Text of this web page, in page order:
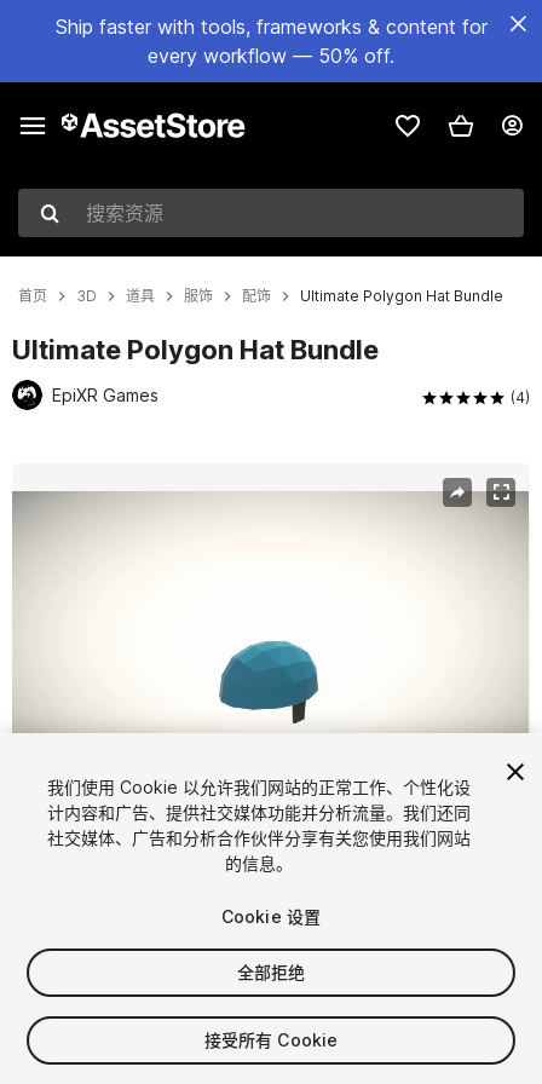
Ship faster with tools, frameworks & content for
every workflow — 50% off.
搜索资源
首页 3D 道具 服饰 配饰 Ultimate Polygon Hat Bundle
Ultimate Polygon Hat Bundle
EpiXR Games (4)
1/11
$19.99
增值税将在结算时计算
我们使用 Cookie 以允许我们网站的正常工作、个性化设
计内容和广告、提供社交媒体功能并分析流量。我们还同
社交媒体、广告和分析合作伙伴分享有关您使用我们网站
的信息。
Cookie 设置
全部拒绝
接受所有 Cookie